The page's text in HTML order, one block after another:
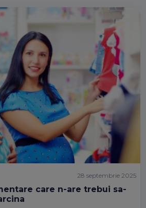
care n-are trebui sa-
28 septembrie 2025